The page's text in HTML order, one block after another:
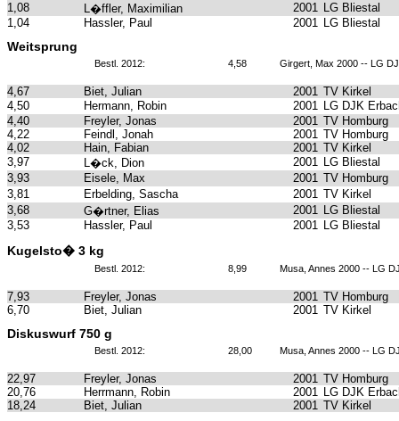
1,08
L�ffler, Maximilian 2001 LG Bliestal
1,04
Hassler, Paul 2001 LG Bliestal
Weitsprung
Bestl. 2012: 4,58 Girgert, Max 2000 -- LG
4,67 Biet, Julian 2001 TV Kirkel
4,50
Hermann, Robin 2001 LG DJK
4,40
Freyler, Jonas 2001 TV Homburg
4,22
Feindl, Jonah 2001 TV Homburg
4,02
Hain, Fabian 2001 TV Kirkel
3,97
L�ck, Dion 2001 LG Bliestal
3,93
Eisele, Max 2001 TV Homburg
3,81
Erbelding, Sascha 2001 TV Kirkel
3,68
G�rtner, Elias 2001 LG Bliestal
3,53
Hassler, Paul 2001 LG Bliestal
Kugelsto� 3 kg
Bestl. 2012: 8,99 Musa, Annes 2000 -- LG
7,93 Freyler, Jonas 2001 TV Homburg
6,70
Biet, Julian 2001 TV Kirkel
Diskuswurf 750 g
Bestl. 2012: 28,00 Musa, Annes 2000 -- LG
22,97 Freyler, Jonas 2001 TV Homburg
20,76
Herrmann, Robin 2001 LG DJK
18,24
Biet, Julian 2001 TV Kirkel